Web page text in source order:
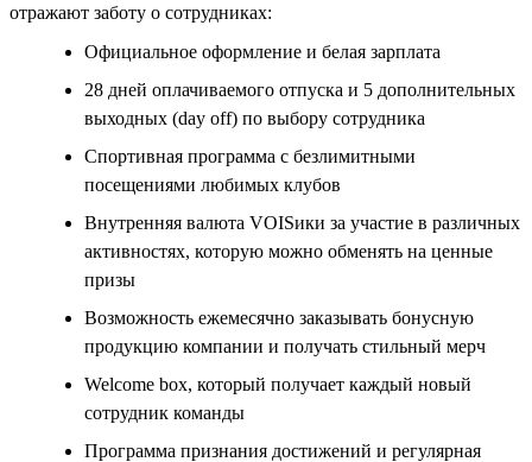
отражают заботу о сотрудниках:
Официальное оформление и белая зарплата
28 дней оплачиваемого отпуска и 5 дополнительных
выходных (day off) по выбору сотрудника
Спортивная программа с безлимитными
посещениями любимых клубов
Внутренняя валюта VOISики за участие в различных
активностях, которую можно обменять на ценные
призы
Возможность ежемесячно заказывать бонусную
продукцию компании и получать стильный мерч
Welcome box, который получает каждый новый
сотрудник команды
Программа признания достижений и регулярная